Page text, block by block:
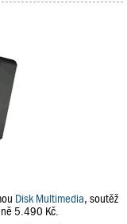
Disk Multimedia, soutěž
5.490 Kč.